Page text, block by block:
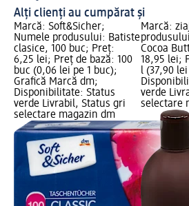
Alți clienți au cumpărat și
Marcă: Soft&Sicher;
Numele produsului: Batiste
clasice, 100 buc; Preț:
6,25 lei; Preț de bază: 100
buc (0,06 lei pe 1 buc);
Grafică Marcă dm;
Disponibilitate: Status
verde Livrabil, Status gri
selectare magazin dm
Marcă:
Cocoa
18,95 lei;
l (37,90 lei
verde
selectare